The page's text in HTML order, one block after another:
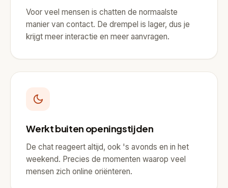
Voor veel mensen is chatten de normaalste
manier van contact. De drempel is lager, dus je
krijgt meer interactie en meer aanvragen.
Werkt buiten openingstijden
De chat reageert altijd, ook 's avonds en in het
weekend. Precies de momenten waarop veel
mensen zich online oriënteren.